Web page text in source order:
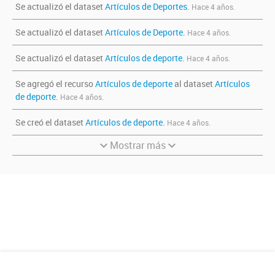
Se actualizó el dataset Artículos de Deportes. Hace 4 años.
Se actualizó el dataset Artículos de Deporte. Hace 4 años.
Se actualizó el dataset Artículos de deporte. Hace 4 años.
Se agregó el recursoArtículos de deporteal dataset Artículos
de deporte. Hace 4 años.
Se creó el dataset Artículos de deporte. Hace 4 años.
Mostrar más